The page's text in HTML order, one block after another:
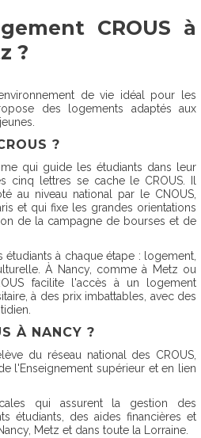
CROUS à
?
de vie idéal pour les
des logements adaptés aux
?
qui guide les étudiants dans leur
cinq lettres se cache le CROUS. Il
au niveau national par le CNOUS,
et qui fixe les grandes orientations
de la campagne de bourses et de
à chaque étape : logement,
À Nancy, comme à Metz ou
facilite l'accès à un logement
à des prix imbattables, avec des
À NANCY ?
du réseau national des CROUS,
l'Enseignement supérieur et en lien
qui assurent la gestion des
étudiants, des aides financières et
Metz et dans toute la Lorraine.